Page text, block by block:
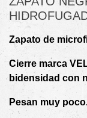
Zapato de
Cierre marca
bidensidad con
Pesan muy